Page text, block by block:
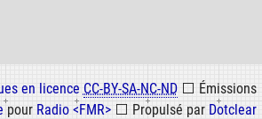
en licence CC-BY-SA-NC-ND ⬜ Émissions
pour Radio <FMR> ⬜ Propulsé par Dotclear